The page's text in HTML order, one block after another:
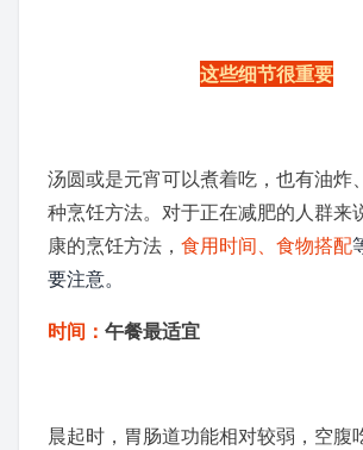
这些细节很重要
汤圆或是元宵可以煮着吃，也有油炸
种烹饪方法。对于正在减肥的人群来
康的烹饪方法， 食用时间、食物搭配
要注意。
时间： 午餐最适宜
晨起时，胃肠道功能相对较弱，空腹